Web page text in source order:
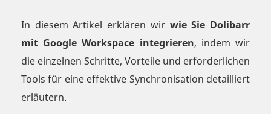
In diesem Artikel erklären wir wie Sie Dolibarr
mit Google Workspace integrieren, indem wir
die einzelnen Schritte, Vorteile und erforderlichen
Tools für eine effektive Synchronisation detailliert
erläutern.